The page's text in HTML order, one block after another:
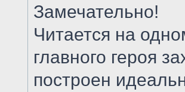
Замечательно!
Читается на
главного героя
построен